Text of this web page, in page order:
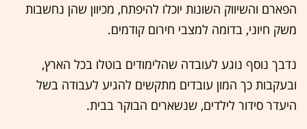
הפארם והשיווק השונות יוכלו להיפתח, מכיוון שהן נחשבות
משק חיוני, בדומה למצבי חירום קודמים.
נדבך נוסף נוגע לעובדה שהלימודים בוטלו בכל הארץ,
ובעקבות כך המון עובדים מתקשים להגיע לעבודה בשל
היעדר סידור לילדים, שנשארים הבוקר בבית.